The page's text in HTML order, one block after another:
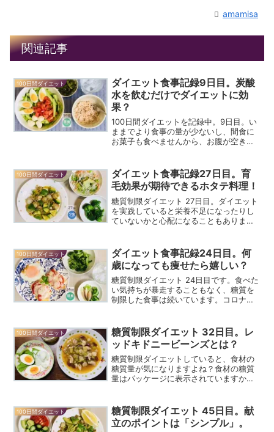
amamisa
関連記事
100日間ダイエット
ダイエット食事記録9日目。炭酸
水を飲むだけでダイエットに効
果？
100日間ダイエットを記録中。9日目。い
ままでより食事の量が少ないし、間食に
お菓子も食べませんから、お腹が空きま
100日間ダイエット
ダイエット食事記録27日目。育
毛効果が期待できるホタテ料理！
糖質制限ダイエット 27日目。ダイエット
を実践していると栄養不足になったりし
ていないかと心配になることもあります
ントに栄養不足！ダイエットしてても、
栄養素はきちんと毎日...
100日間ダイエット
ダイエット食事記録24日目。何
歳になっても痩せたら嬉しい？
糖質制限ダイエット 24日目です。食べた
い気持ちが暴走することもなく、糖質を
制限した食事は続いています。コロナ禍
かりで太ったのよ」とウエストあたりを
撫でる80代の母…。...
100日間ダイエット
糖質制限ダイエット 32日目。レ
ッドキドニービーンズとは？
糖質制限ダイエットしていると、食材の
糖質量が気になりますよね？食材の糖質
量はパッケージに表示されていますから
からね、など…栄養成分のことなどほと
んど考えずせいぜいカロリ...
100日間ダイエット
糖質制限ダイエット 45日目。献
立のポイントは「シンプル」。